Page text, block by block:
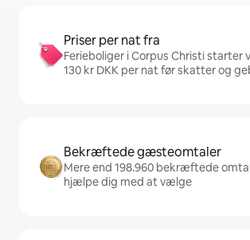
Priser per nat fra
Ferieboliger i Corpus Christi starter
130 kr DKK per nat før skatter og
Bekræftede gæsteomtaler
Mere end 198.960 bekræftede
hjælpe dig med at vælge